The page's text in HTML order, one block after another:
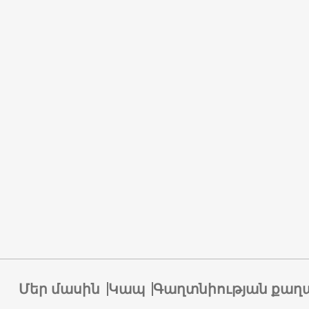
Մեր մասին Կապ Գաղտնիության